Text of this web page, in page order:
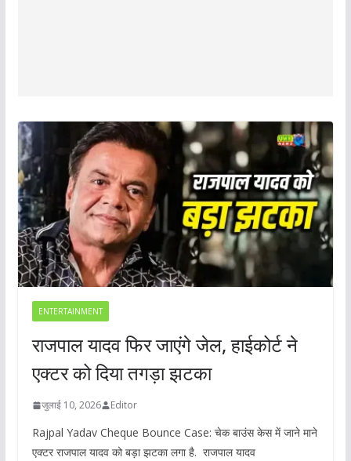
ENTERTAINMENT
राजपाल यादव फिर जाएंगे जेल, हाईकोर्ट ने
एक्टर को दिया तगड़ा झटका
जुलाई 10, 2026 Editor
Rajpal Yadav Cheque Bounce Case: चेक बाउंस केस में जाने माने
एक्टर राजपाल यादव को बड़ा झटका लगा है. राजपाल यादव